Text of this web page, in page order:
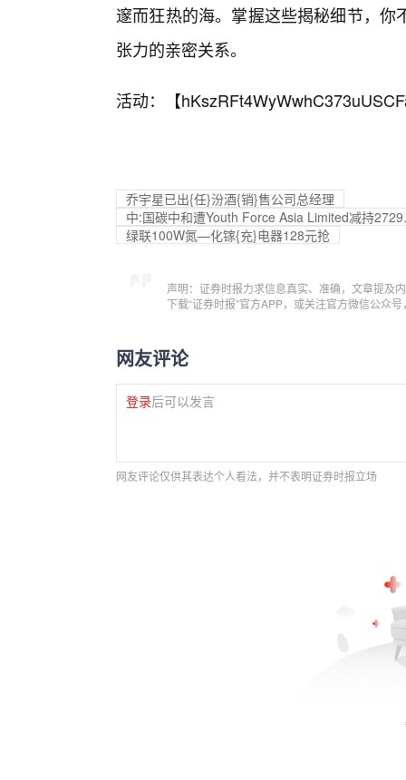
邃而狂热的海。掌握这些揭秘细节，
张力的亲密关系。
活动：【
乔宇星已出{任}汾酒{销}售公司总经理
中:国碳中和遭Youth Force Asia Limited减持
绿联100W氮—化镓{充}电器128元抢
声明：证券时报力求信息真实、准确，文章提及
下载“证券时报”官方APP，或关注官方微信公众
网友评论
登录后可以发言
网友评论仅供其表达个人看法，并不表明证券时报立场